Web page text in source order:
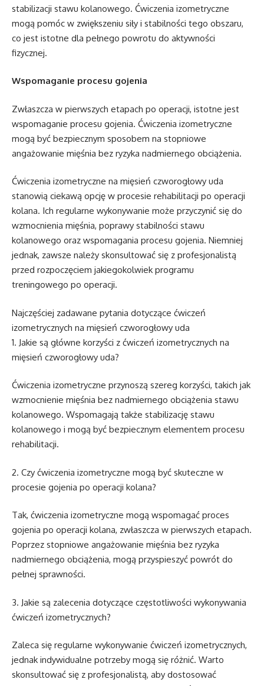
stabilizacji stawu kolanowego. Ćwiczenia izometryczne
mogą pomóc w zwiększeniu siły i stabilności tego obszaru,
co jest istotne dla pełnego powrotu do aktywności
fizycznej.
Wspomaganie procesu gojenia
Zwłaszcza w pierwszych etapach po operacji, istotne jest
wspomaganie procesu gojenia. Ćwiczenia izometryczne
mogą być bezpiecznym sposobem na stopniowe
angażowanie mięśnia bez ryzyka nadmiernego obciążenia.
Ćwiczenia izometryczne na mięsień czworogłowy uda
stanowią ciekawą opcję w procesie rehabilitacji po operacji
kolana. Ich regularne wykonywanie może przyczynić się do
wzmocnienia mięśnia, poprawy stabilności stawu
kolanowego oraz wspomagania procesu gojenia. Niemniej
jednak, zawsze należy skonsultować się z profesjonalistą
przed rozpoczęciem jakiegokolwiek programu
treningowego po operacji.
Najczęściej zadawane pytania dotyczące ćwiczeń
izometrycznych na mięsień czworogłowy uda
1. Jakie są główne korzyści z ćwiczeń izometrycznych na
mięsień czworogłowy uda?
Ćwiczenia izometryczne przynoszą szereg korzyści, takich jak
wzmocnienie mięśnia bez nadmiernego obciążenia stawu
kolanowego. Wspomagają także stabilizację stawu
kolanowego i mogą być bezpiecznym elementem procesu
rehabilitacji.
2. Czy ćwiczenia izometryczne mogą być skuteczne w
procesie gojenia po operacji kolana?
Tak, ćwiczenia izometryczne mogą wspomagać proces
gojenia po operacji kolana, zwłaszcza w pierwszych etapach.
Poprzez stopniowe angażowanie mięśnia bez ryzyka
nadmiernego obciążenia, mogą przyspieszyć powrót do
pełnej sprawności.
3. Jakie są zalecenia dotyczące częstotliwości wykonywania
ćwiczeń izometrycznych?
Zaleca się regularne wykonywanie ćwiczeń izometrycznych,
jednak indywidualne potrzeby mogą się różnić. Warto
skonsultować się z profesjonalistą, aby dostosować